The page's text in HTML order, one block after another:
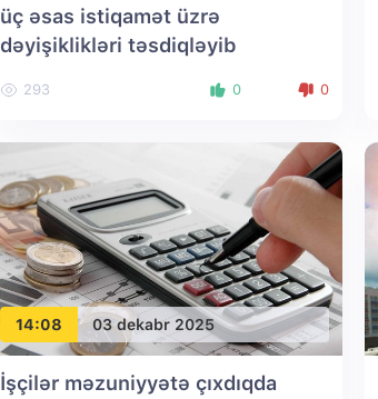
üç əsas istiqamət üzrə
dəyişiklikləri təsdiqləyib
293 0 0
14:08 03 dekabr 2025
İşçilər məzuniyyətə çıxdıqda